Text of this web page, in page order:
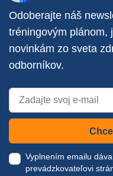
Odoberajte náš
tréningovým plánom,
novinkám zo sveta
odborníkov.
Vyplnením emailu
prevádzkovateľovi